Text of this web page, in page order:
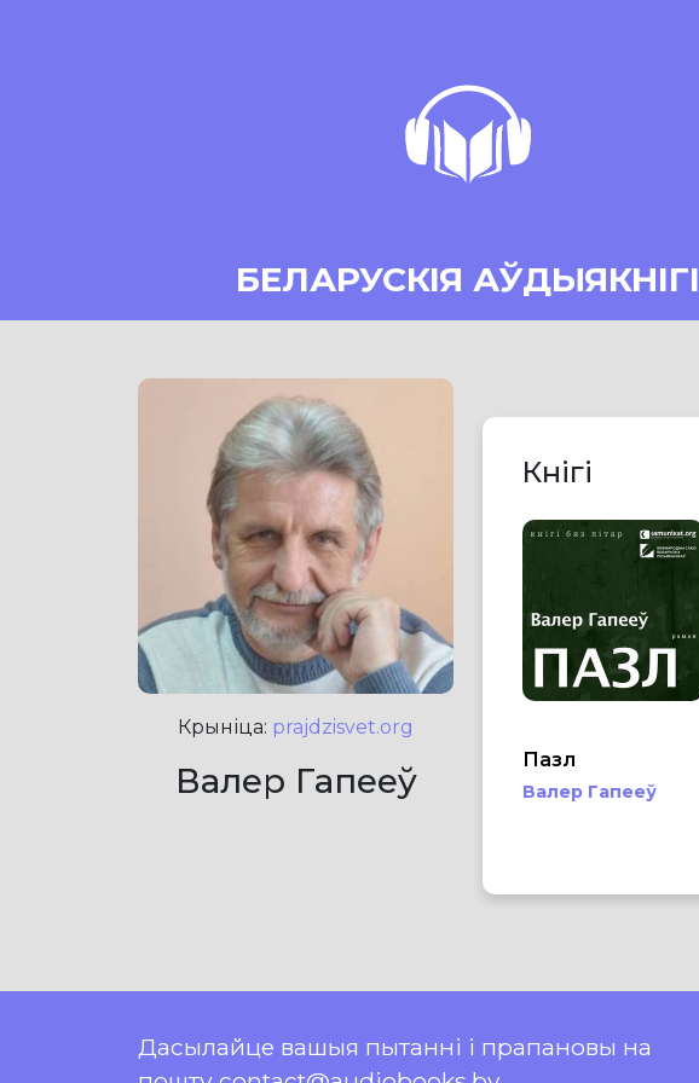
БЕЛАРУСКІЯ АЎДЫЯКНІГІ
Крыніца: prajdzisvet.org
Валер Гапееў
Кнігі
Пазл
Валер Гапееў
Дасылайце вашыя пытанні і прапановы на